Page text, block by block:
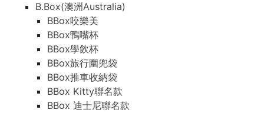
B.Box(澳洲Australia)
BBox咬樂美
BBox鴨嘴杯
BBox學飲杯
BBox旅行圍兜袋
BBox推車收納袋
BBox Kitty聯名款
BBox 迪士尼聯名款